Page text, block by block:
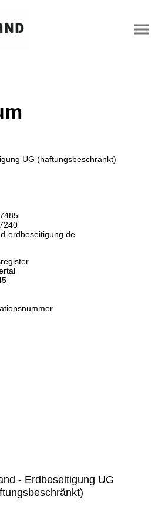
UG (haftungsbeschränkt)
erdbeseitigung.de
- Erdbeseitigung UG